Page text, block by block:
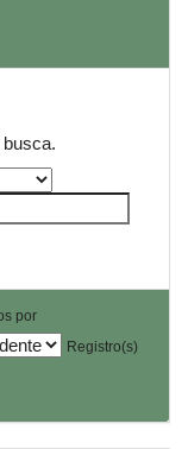
por
Registro(s)